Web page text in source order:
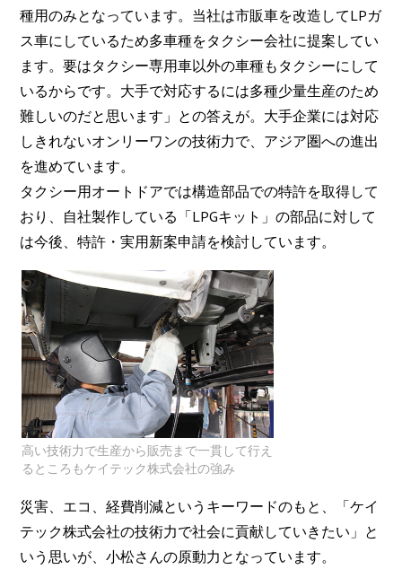
種用のみとなっています。当社は市販車を改造してLPガ
ス車にしているため多車種をタクシー会社に提案してい
ます。要はタクシー専用車以外の車種もタクシーにして
いるからです。大手で対応するには多種少量生産のため
難しいのだと思います」との答えが。大手企業には対応
しきれないオンリーワンの技術力で、アジア圏への進出
を進めています。
タクシー用オートドアでは構造部品での特許を取得して
おり、自社製作している「LPGキット」の部品に対して
は今後、特許・実用新案申請を検討しています。
高い技術力で生産から販売まで一貫して行え
るところもケイテック株式会社の強み
災害、エコ、経費削減というキーワードのもと、「ケイ
テック株式会社の技術力で社会に貢献していきたい」と
いう思いが、小松さんの原動力となっています。